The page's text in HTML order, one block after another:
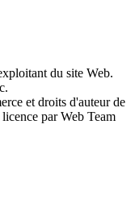
du site Web.
et droits d'auteur de
par Web Team